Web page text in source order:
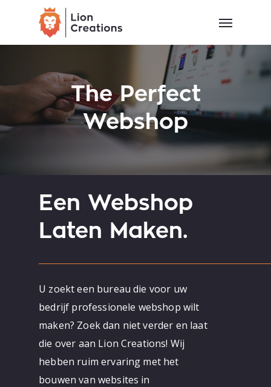
main
Menu
The Perfect
Webshop
Een Webshop
Laten Maken.
U zoekt een bureau die voor uw
bedrijf professionele webshop wilt
maken? Zoek dan niet verder en laat
die over aan Lion Creations! Wij
hebben ruim ervaring met het
bouwen van websites in